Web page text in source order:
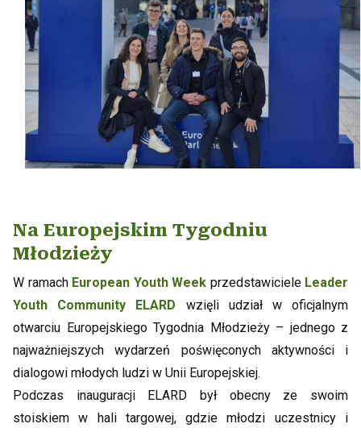
Na Europejskim Tygodniu
Młodzieży
W ramach European Youth Week przedstawiciele Leader
Youth Community ELARD wzięli udział w oficjalnym
otwarciu Europejskiego Tygodnia Młodzieży – jednego z
najważniejszych wydarzeń poświęconych aktywności i
dialogowi młodych ludzi w Unii Europejskiej.
Podczas inauguracji ELARD był obecny ze swoim
stoiskiem w hali targowej, gdzie młodzi uczestnicy i